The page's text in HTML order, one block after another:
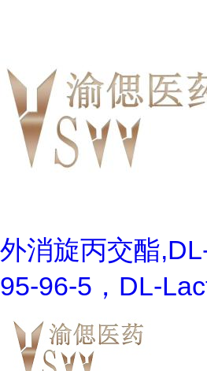
外消旋丙交酯
95-96-5，DL-